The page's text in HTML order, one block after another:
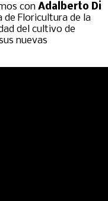
con Adalberto Di
de Floricultura de la
del cultivo de
nuevas